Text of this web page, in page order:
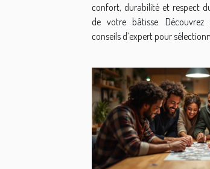
confort, durabilité et respect
de votre bâtisse.
conseils d’expert pour